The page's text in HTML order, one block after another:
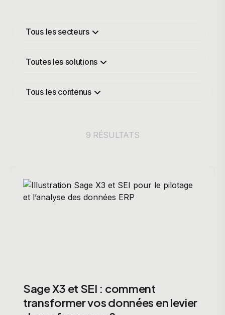
Tous les secteurs
Toutes les solutions
Tous les contenus
9 RÉSULTATS
Sage X3 et SEI : comment
transformer vos données en levier